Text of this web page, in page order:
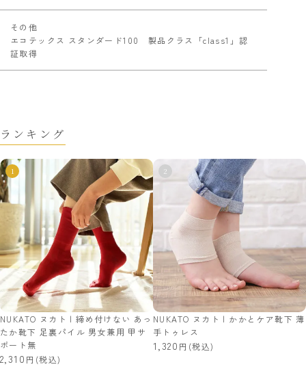
その他
エコテックス スタンダード100 製品クラス「class1」認
証取得
ランキング
NUKATO ヌカト | 締め付けない あっ
たか靴下 足裏パイル 男女兼用 甲サ
ポート無
2,310 (税込)
NUKATO ヌカト | かかとケア靴下 薄
手トゥレス
1,320 (税込)